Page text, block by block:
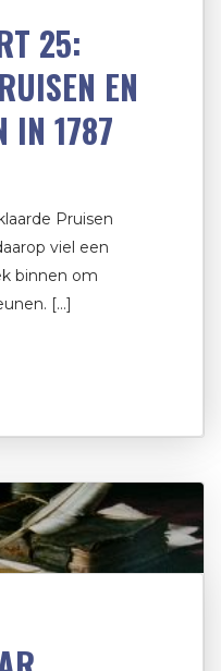
25:
EN
IN 1787
Pruisen
viel een
binnen om
[…]